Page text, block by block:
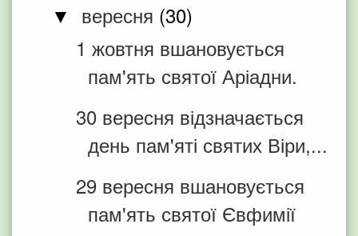
▼ вересня (30)
1 жовтня вшановується
пам'ять святої Аріадни.
30 вересня відзначається
день пам'яті святих Віри,...
29 вересня вшановується
пам'ять святої Євфимії